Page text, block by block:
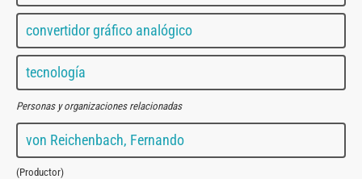
convertidor gráfico analógico
tecnología
Personas y organizaciones relacionadas
von Reichenbach, Fernando
(Productor)